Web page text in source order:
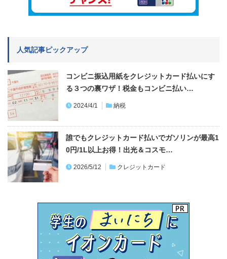
人気記事ピックアップ
コンビニ振込用紙をクレジットカード払いにす
る３つの裏ワザ！税金もコンビニ払い…
2024/4/1 納税
誰でもクレジットカード払いでガソリンが最高1
0円/1L以上お得！出光＆コスモ…
2026/5/12 クレジットカード